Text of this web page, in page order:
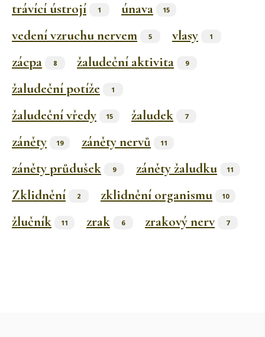
trávící ústrojí 1 únava 15
vedení vzruchu nervem 5 vlasy 1
zácpa 8 žaludeční aktivita 9
žaludeční potíže 1
žaludeční vředy 15 žaludek 7
záněty 19 záněty nervů 11
záněty průdušek 9 záněty žaludku 11
Zklidnění 2 zklidnění organismu 10
žlučník 11 zrak 6 zrakový nerv 7